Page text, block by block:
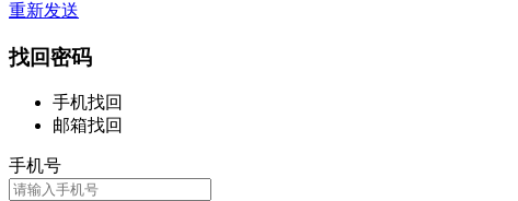
重新发送
找回密码
手机找回
邮箱找回
手机号